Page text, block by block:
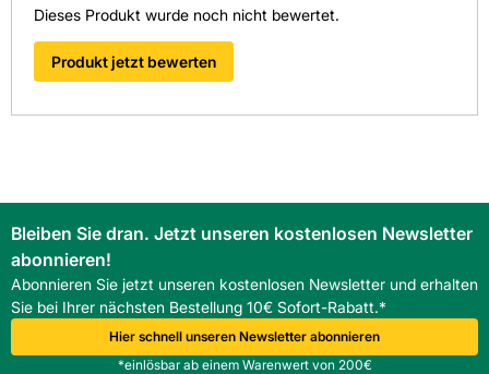
Dieses Produkt wurde noch nicht bewertet.
Produkt jetzt bewerten
Bleiben Sie dran. Jetzt unseren kostenlosen Newsletter
abonnieren!
Abonnieren Sie jetzt unseren kostenlosen Newsletter und erhalten
Sie bei Ihrer nächsten Bestellung 10€ Sofort-Rabatt.*
Hier schnell unseren Newsletter abonnieren
*einlösbar ab einem Warenwert von 200€